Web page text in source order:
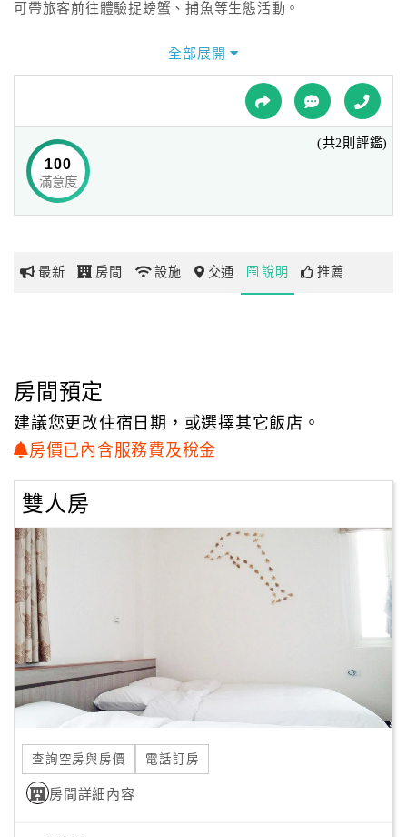
球
網
玩
地
圖
顧
務
顧
客
滿
意
度
單
管
理
可帶旅客前往體驗捉螃蟹、捕魚等生態活動。
全部展開
100
滿意度
(共2則評鑑)
最新 房間 設施 交通 說明 推薦
房間預定
建議您更改住宿日期，或選擇其它飯店。
房價已內含服務費及稅金
雙人房
查詢空房與房價 電話訂房
房間詳細內容